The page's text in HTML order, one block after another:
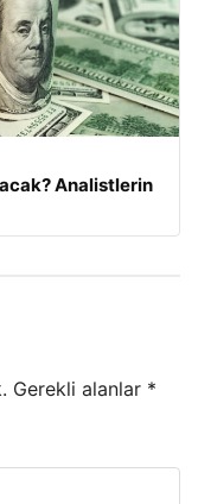
Analistlerin
Gerekli alanlar *